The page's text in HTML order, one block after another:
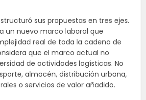
sus propuestas en tres ejes.
un nuevo marco laboral que
real de toda la cadena de
que el marco actual no
de actividades logísticas. No
almacén, distribución urbana,
o servicios de valor añadido.